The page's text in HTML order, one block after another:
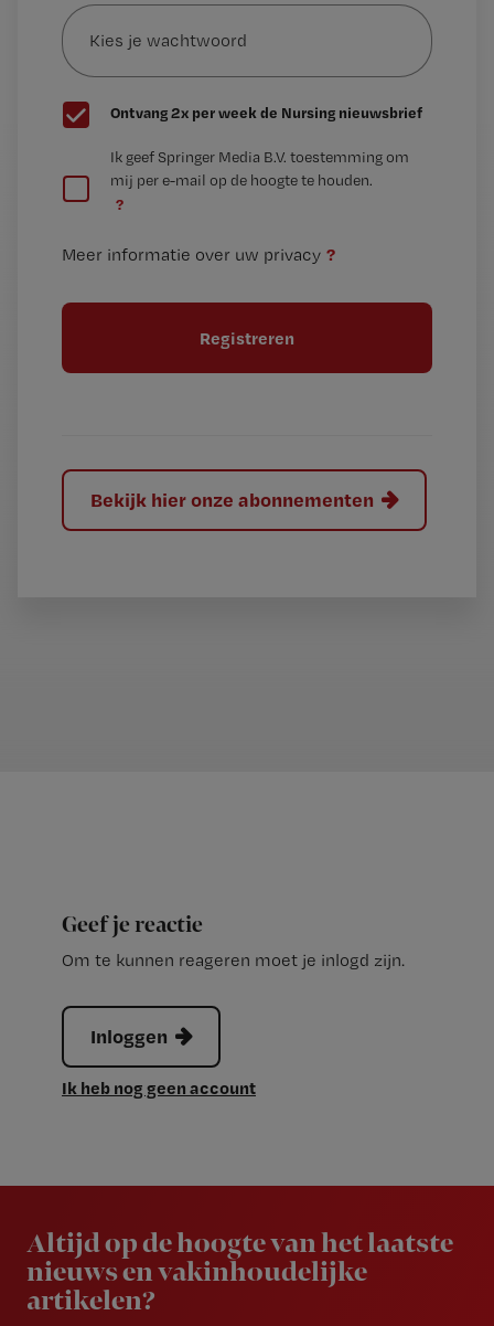
mailadres?
je
wachtwoord
G
e
t
Ontvang 2x per week de Nursing nieuwsbrief
e
t
l
Ik geef Springer Media B.V. toestemming om
mij per e-mail op de hoogte te houden.
?
Meer informatie over uw privacy ?
Bekijk hier onze abonnementen
Geef je reactie
Om te kunnen reageren moet je inlogd zijn.
Inloggen
Ik heb nog geen account
Altijd op de hoogte van het laatste
nieuws en vakinhoudelijke
artikelen?